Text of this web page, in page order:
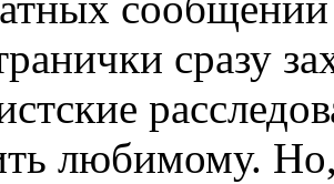
сразу
любимому. Но,